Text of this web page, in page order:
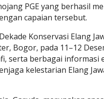
PGE yang berhasil
capaian tersebut.
Konservasi Elang
Bogor, pada 11–12
serta berbagai informasi
kelestarian Elang